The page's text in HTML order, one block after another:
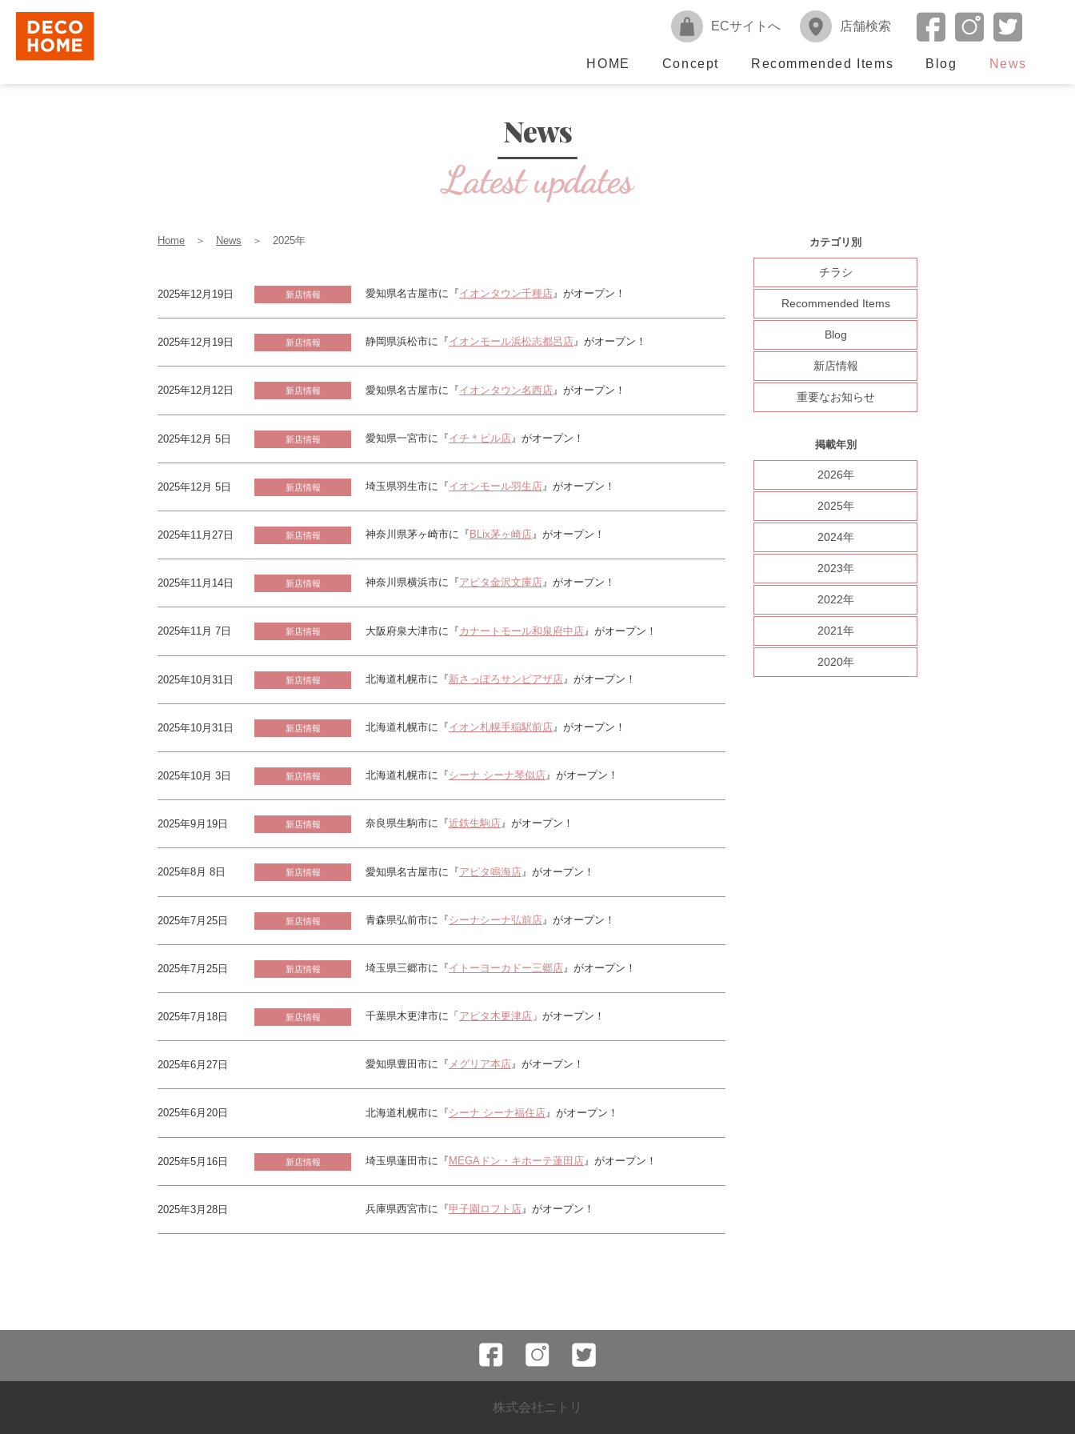
HOME Concept Recommended Items Blog News
ECサイトへ 店舗検索
News
Home ＞ News ＞ 2025年
2025年12月19日 新店情報 愛知県名古屋市に『イオンタウン千種店』がオープン！
2025年12月19日 新店情報 静岡県浜松市に『イオンモール浜松志都呂店』がオープン！
2025年12月12日 新店情報 愛知県名古屋市に『イオンタウン名西店 』がオープン！
2025年12月 5日 新店情報 愛知県一宮市に『イチ＊ビル店 』がオープン！
2025年12月 5日 新店情報 埼玉県羽生市に『イオンモール羽生店』がオープン！
2025年11月27日 新店情報 神奈川県茅ヶ崎市に『 BLix茅ヶ崎店』がオープン！
2025年11月14日 新店情報 神奈川県横浜市に『アピタ金沢文庫店』がオープン！
2025年11月 7日 新店情報 大阪府泉大津市に『 カナートモール和泉府中店 』がオープン！
2025年10月31日 新店情報 北海道札幌市に『新さっぽろサンピアザ店 』がオープン！
2025年10月31日 新店情報 北海道札幌市に『イオン札幌手稲駅前店』がオープン！
2025年10月 3日 新店情報 北海道札幌市に『シーナ シーナ琴似店』がオープン！
2025年9月19日 新店情報 奈良県生駒市に『近鉄生駒店』がオープン！
2025年8月 8日 新店情報 愛知県名古屋市に『アピタ鳴海店 』がオープン！
2025年7月25日 新店情報 青森県弘前市に『シーナシーナ弘前店 』がオープン！
2025年7月25日 新店情報 埼玉県三郷市に『イトーヨーカドー三郷店』がオープン！
2025年7月18日 新店情報 千葉県木更津市に「 アピタ木更津店 」がオープン！
2025年6月27日 愛知県豊田市に『 メグリア本店』がオープン！
2025年6月20日 北海道札幌市に『シーナ シーナ福住店 』がオープン！
2025年5月16日 新店情報 埼玉県蓮田市に『 MEGAドン・キホーテ蓮田店 』がオープン！
2025年3月28日 兵庫県西宮市に『甲子園ロフト店』がオープン！
カテゴリ別
チラシ
Recommended Items
Blog
新店情報
重要なお知らせ
掲載年別
2026年
2025年
2024年
2023年
2022年
2021年
2020年
株式会社ニトリ